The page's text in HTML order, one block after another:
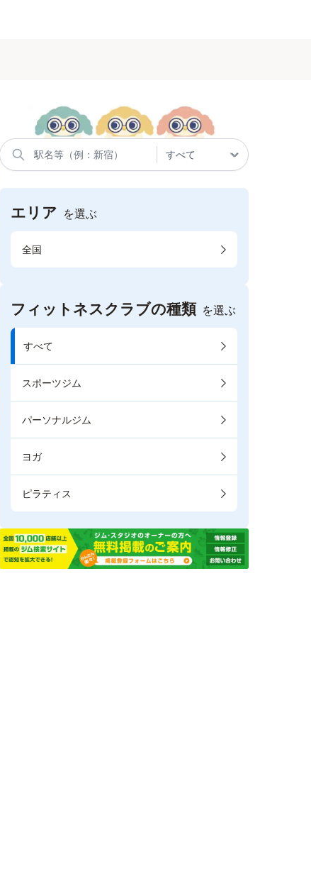
エリア を選ぶ
全国
フィットネスクラブの種類 を選ぶ
すべて
スポーツジム
パーソナルジム
ヨガ
ピラティス